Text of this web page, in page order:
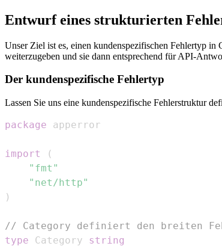
Entwurf eines strukturierten
Unser Ziel ist es, einen kundenspezifischen Fehlertyp
weiterzugeben und sie dann entsprechend für API-
Der kundenspezifische Fehlertyp
Lassen Sie uns eine kundenspezifische Fehlerstruktur
package
import
(
"fmt"
"net/http"
)
// Category definiert den breiten
type Category string